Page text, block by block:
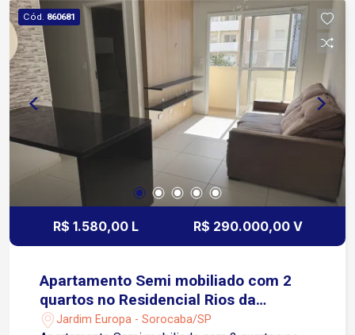
Cód. 860681
R$ 1.580,00 L R$ 290.000,00 V
Apartamento Semi mobiliado com 2
quartos no Residencial Rios da
Amazonia
Jardim Europa - Sorocaba/SP